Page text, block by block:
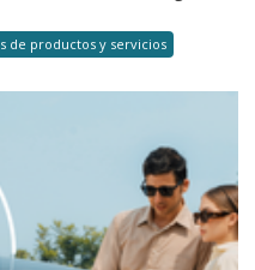
de productos y servicios